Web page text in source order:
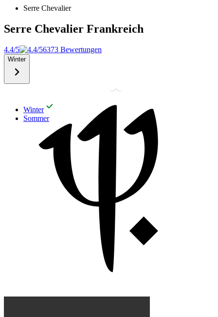
Serre Chevalier
Serre Chevalier Frankreich
4.4/5 6373 Bewertungen
Winter
Winter
Sommer